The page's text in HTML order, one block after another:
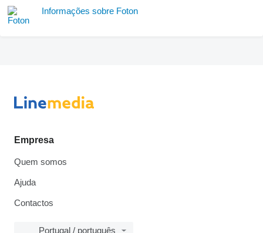
Informações sobre Foton
Empresa
Quem somos
Ajuda
Contactos
Portugal / português